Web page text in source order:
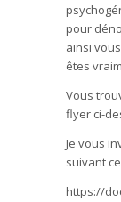
pour
ainsi
êtes
Vous
flyer ci-
Je vous
suivant
https://